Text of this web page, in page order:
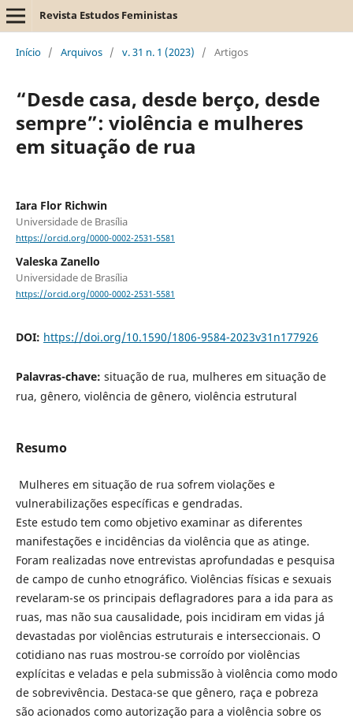
Revista Estudos Feministas
Início / Arquivos / v. 31 n. 1 (2023) / Artigos
“Desde casa, desde berço, desde
sempre”: violência e mulheres
em situação de rua
Iara Flor Richwin
Universidade de Brasília
https://orcid.org/0000-0002-2531-5581
Valeska Zanello
Universidade de Brasília
https://orcid.org/0000-0002-2531-5581
DOI: https://doi.org/10.1590/1806-9584-2023v31n177926
Palavras-chave: situação de rua, mulheres em situação de
rua, gênero, violência de gênero, violência estrutural
Resumo
Mulheres em situação de rua sofrem violações e
vulnerabilizações específicas e gendradas.
Este estudo tem como objetivo examinar as diferentes
manifestações e incidências da violência que as atinge.
Foram realizadas nove entrevistas aprofundadas e pesquisa
de campo de cunho etnográfico. Violências físicas e sexuais
revelaram-se os principais deflagradores para a ida para as
ruas, mas não sua causalidade, pois incidiram em vidas já
devastadas por violências estruturais e interseccionais. O
cotidiano nas ruas mostrou-se corroído por violências
explícitas e veladas e pela submissão à violência como modo
de sobrevivência. Destaca-se que gênero, raça e pobreza
são acionados como autorização para a violência sobre os